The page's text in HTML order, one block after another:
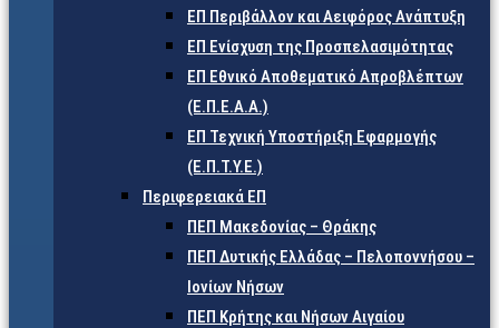
ΕΠ Περιβάλλον και Αειφόρος Ανάπτυξη
ΕΠ Ενίσχυση της Προσπελασιμότητας
ΕΠ Εθνικό Αποθεματικό Απροβλέπτων
(Ε.Π.Ε.Α.Α.)
ΕΠ Τεχνική Υποστήριξη Εφαρμογής
(Ε.Π.Τ.Υ.Ε.)
Περιφερειακά ΕΠ
ΠΕΠ Μακεδονίας – Θράκης
ΠΕΠ Δυτικής Ελλάδας – Πελοποννήσου –
Ιονίων Νήσων
ΠΕΠ Κρήτης και Νήσων Αιγαίου